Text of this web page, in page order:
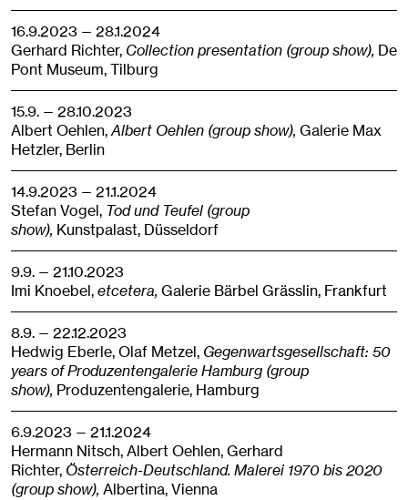
16.9.2023 — 28.1.2024
Gerhard Richter, Collection presentation (group show), De
Pont Museum,Tilburg
15.9. — 28.10.2023
Albert Oehlen,Albert Oehlen (group show), Galerie Max
Hetzler, Berlin
14.9.2023 — 21.1.2024
Stefan Vogel, Tod und Teufel (group
show), Kunstpalast, Düsseldorf
9.9. — 21.10.2023
Imi Knoebel,etcetera, Galerie Bärbel Grässlin, Frankfurt
8.9. — 22.12.2023
Hedwig Eberle, Olaf Metzel, Gegenwartsgesellschaft: 50
years of Produzentengalerie Hamburg (group
show), Produzentengalerie, Hamburg
6.9.2023 — 21.1.2024
Hermann Nitsch, Albert Oehlen, Gerhard
Richter, Österreich-Deutschland. Malerei 1970 bis 2020
(group show), Albertina,Vienna